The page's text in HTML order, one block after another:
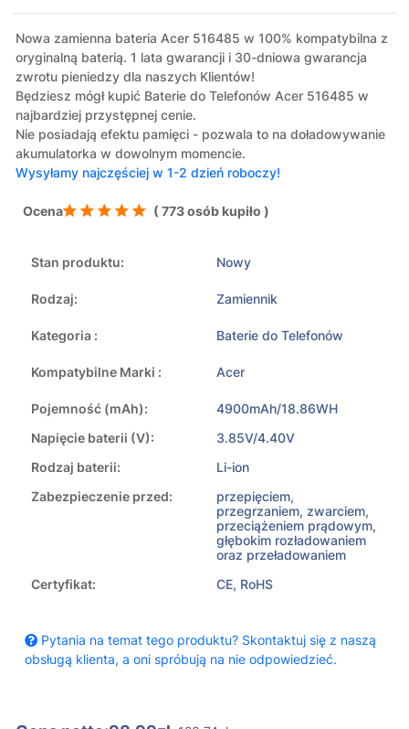
Nowa zamienna bateria Acer 516485 w 100% kompatybilna z
oryginalną baterią. 1 lata gwarancji i 30-dniowa gwarancja
zwrotu pieniedzy dla naszych Klientów!
Będziesz mógł kupić Baterie do Telefonów Acer 516485 w
najbardziej przystępnej cenie.
Nie posiadają efektu pamięci - pozwala to na doładowywanie
akumulatorka w dowolnym momencie.
Wysyłamy najczęściej w 1-2 dzień roboczy!
Ocena ( 773 osób kupiło )
Stan produktu: Nowy
Rodzaj: Zamiennik
Kategoria : Baterie do Telefonów
Kompatybilne Marki : Acer
Pojemność (mAh):
4900mAh/18.86WH
Napięcie baterii (V):
3.85V/4.40V
Rodzaj baterii:
Li-ion
Zabezpieczenie przed:
przepięciem,
przegrzaniem, zwarciem,
przeciążeniem prądowym,
głębokim rozładowaniem
oraz przeładowaniem
Certyfikat:
CE, RoHS
Pytania na temat tego produktu? Skontaktuj się z naszą
obsługą klienta, a oni spróbują na nie odpowiedzieć.